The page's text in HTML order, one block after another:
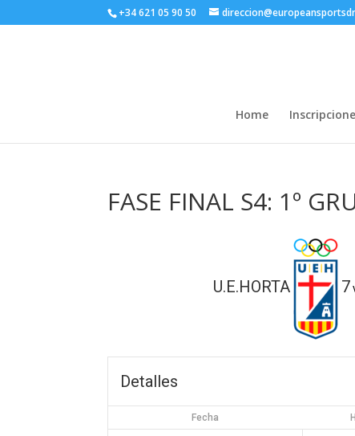
+34 621 05 90 50
Home
FASE FINAL S4: 1º
U.E.HORTA 7
Detalles
Fecha